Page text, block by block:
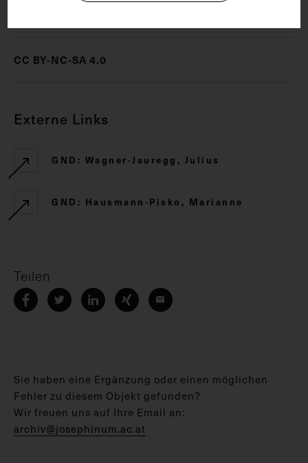
CC BY-NC-SA 4.0
Externe Links
GND: Wagner-Jauregg, Julius
GND: Hausmann-Pisko, Marianne
Teilen
Sie haben eine Ergänzung oder einen möglichen
Fehler zu diesem Objekt gefunden?
Wir freuen uns auf Ihre Email an:
archiv@josephinum.ac.at